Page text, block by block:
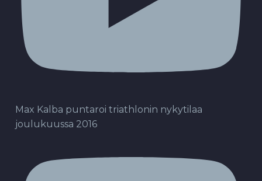
Max Kalba puntaroi triathlonin nykytilaa
joulukuussa 2016